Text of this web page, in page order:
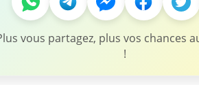
vous partagez, plus vos chances
!